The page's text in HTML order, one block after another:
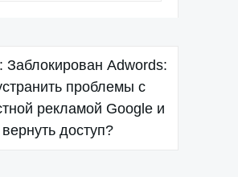
Заблокирован Adwords:
проблемы с
рекламой Google и
вернуть доступ?